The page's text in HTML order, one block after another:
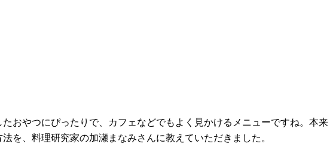
おやつにぴったりで、カフェなどでもよく見かけるメニューですね。本来
を、料理研究家の加瀬まなみさんに教えていただきました。